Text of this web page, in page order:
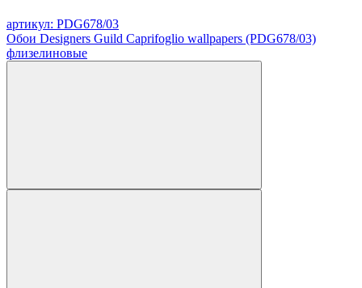
артикул: PDG678/03
Обои Designers Guild Caprifoglio wallpapers (PDG678/03)
флизелиновые